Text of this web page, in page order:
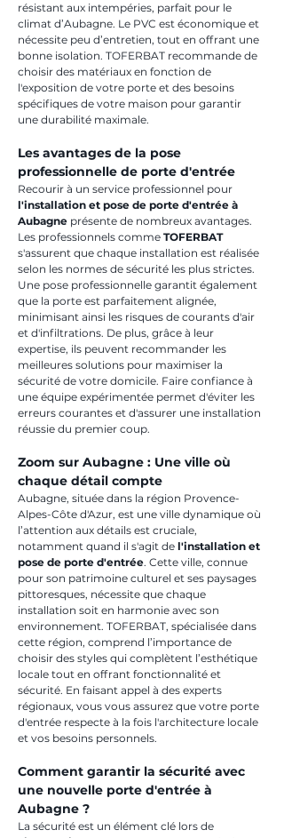
résistant aux intempéries, parfait pour le
climat d’Aubagne. Le PVC est économique et
nécessite peu d’entretien, tout en offrant une
bonne isolation. TOFERBAT recommande de
choisir des matériaux en fonction de
l'exposition de votre porte et des besoins
spécifiques de votre maison pour garantir
une durabilité maximale.
Les avantages de la pose
professionnelle de porte d'entrée
Recourir à un service professionnel pour
l'installation et pose de porte d'entrée à
Aubagne présente de nombreux avantages.
Les professionnels comme TOFERBAT
s'assurent que chaque installation est réalisée
selon les normes de sécurité les plus strictes.
Une pose professionnelle garantit également
que la porte est parfaitement alignée,
minimisant ainsi les risques de courants d'air
et d'infiltrations. De plus, grâce à leur
expertise, ils peuvent recommander les
meilleures solutions pour maximiser la
sécurité de votre domicile. Faire confiance à
une équipe expérimentée permet d'éviter les
erreurs courantes et d'assurer une installation
réussie du premier coup.
Zoom sur Aubagne : Une ville où
chaque détail compte
Aubagne, située dans la région Provence-
Alpes-Côte d'Azur, est une ville dynamique où
l’attention aux détails est cruciale,
notamment quand il s'agit de l'installation et
pose de porte d'entrée. Cette ville, connue
pour son patrimoine culturel et ses paysages
pittoresques, nécessite que chaque
installation soit en harmonie avec son
environnement. TOFERBAT, spécialisée dans
cette région, comprend l’importance de
choisir des styles qui complètent l’esthétique
locale tout en offrant fonctionnalité et
sécurité. En faisant appel à des experts
régionaux, vous vous assurez que votre porte
d'entrée respecte à la fois l'architecture locale
et vos besoins personnels.
Comment garantir la sécurité avec
une nouvelle porte d'entrée à
Aubagne ?
La sécurité est un élément clé lors de